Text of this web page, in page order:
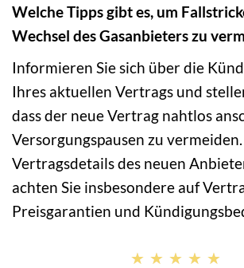
Welche Tipps gibt es, um
Wechsel des Gasanbieters zu
Informieren Sie sich über die
Ihres aktuellen Vertrags und
dass der neue Vertrag nahtlos
Versorgungspausen zu vermeiden.
Vertragsdetails des neuen
achten Sie insbesondere auf
Preisgarantien und
★★★★★
★★★★★